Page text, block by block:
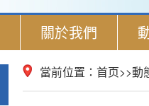
關於我們
當前位置： 首页>>動